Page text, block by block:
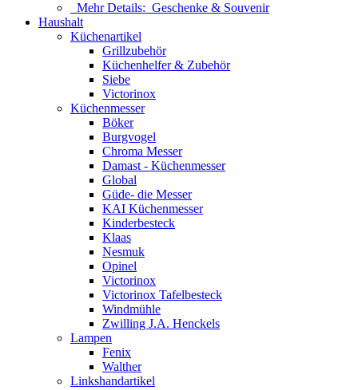
Mehr Details: Geschenke & Souvenir
Haushalt
Küchenartikel
Grillzubehör
Küchenhelfer & Zubehör
Siebe
Victorinox
Küchenmesser
Böker
Burgvogel
Chroma Messer
Damast - Küchenmesser
Global
Güde- die Messer
KAI Küchenmesser
Kinderbesteck
Klaas
Nesmuk
Opinel
Victorinox
Victorinox Tafelbesteck
Windmühle
Zwilling J.A. Henckels
Lampen
Fenix
Walther
Linkshandartikel